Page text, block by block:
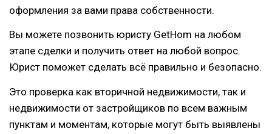
оформления за вами права собственности.
Вы можете позвонить юристу GetHom на любом
этапе сделки и получить ответ на любой вопрос.
Юрист поможет сделать всё правильно и безопасно.
Это проверка как вторичной недвижимости, так и
недвижимости от застройщиков по всем важным
пунктам и моментам, которые могут быть выявлены